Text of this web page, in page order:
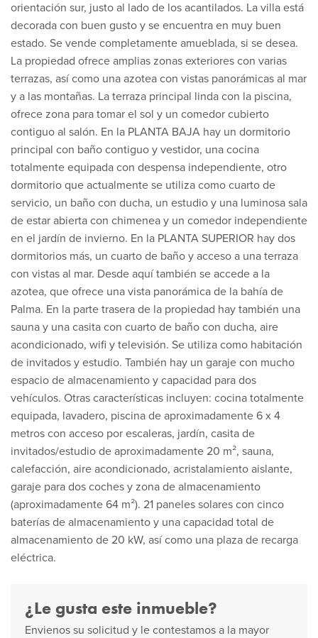
orientación sur, justo al lado de los acantilados. La villa está
decorada con buen gusto y se encuentra en muy buen
estado. Se vende completamente amueblada, si se desea.
La propiedad ofrece amplias zonas exteriores con varias
terrazas, así como una azotea con vistas panorámicas al mar
y a las montañas. La terraza principal linda con la piscina,
ofrece zona para tomar el sol y un comedor cubierto
contiguo al salón. En la PLANTA BAJA hay un dormitorio
principal con baño contiguo y vestidor, una cocina
totalmente equipada con despensa independiente, otro
dormitorio que actualmente se utiliza como cuarto de
servicio, un baño con ducha, un estudio y una luminosa sala
de estar abierta con chimenea y un comedor independiente
en el jardín de invierno. En la PLANTA SUPERIOR hay dos
dormitorios más, un cuarto de baño y acceso a una terraza
con vistas al mar. Desde aquí también se accede a la
azotea, que ofrece una vista panorámica de la bahía de
Palma. En la parte trasera de la propiedad hay también una
sauna y una casita con cuarto de baño con ducha, aire
acondicionado, wifi y televisión. Se utiliza como habitación
de invitados y estudio. También hay un garaje con mucho
espacio de almacenamiento y capacidad para dos
vehículos. Otras características incluyen: cocina totalmente
equipada, lavadero, piscina de aproximadamente 6 x 4
metros con acceso por escaleras, jardín, casita de
invitados/estudio de aproximadamente 20 m², sauna,
calefacción, aire acondicionado, acristalamiento aislante,
garaje para dos coches y zona de almacenamiento
(aproximadamente 64 m²). 21 paneles solares con cinco
baterías de almacenamiento y una capacidad total de
almacenamiento de 20 kW, así como una plaza de recarga
eléctrica.
¿Le gusta este inmueble?
Envienos su solicitud y le contestamos a la mayor